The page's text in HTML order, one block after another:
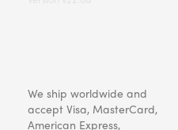
We ship worldwide and
accept Visa, MasterCard,
American Express,